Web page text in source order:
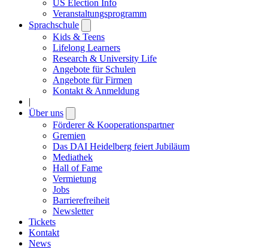
US Election Info
Veranstaltungsprogramm
Sprachschule
submenu
Kids & Teens
Lifelong Learners
Research & University Life
Angebote für Schulen
Angebote für Firmen
Kontakt & Anmeldung
|
Über uns
submenu
Förderer & Kooperationspartner
Gremien
Das DAI Heidelberg feiert Jubiläum
Mediathek
Hall of Fame
Vermietung
Jobs
Barrierefreiheit
Newsletter
Tickets
Kontakt
News